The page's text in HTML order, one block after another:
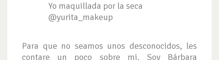
Yo maquillada por la seca
@yurita_makeup
Para que no seamos unos desconocidos, les
contare un poco sobre mi. Soy Bárbara